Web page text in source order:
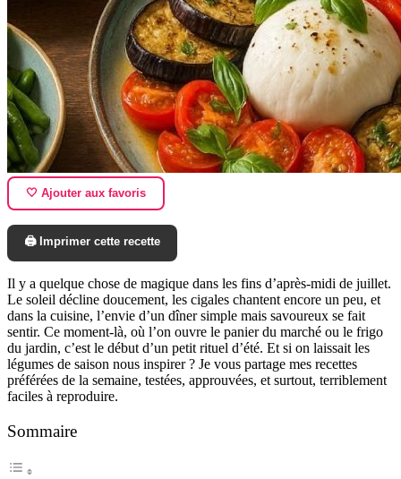
🤍 Ajouter aux favoris
🖨️ Imprimer cette recette
Il y a quelque chose de magique dans les fins d’après-midi de juillet.
Le soleil décline doucement, les cigales chantent encore un peu, et
dans la cuisine, l’envie d’un dîner simple mais savoureux se fait
sentir. Ce moment-là, où l’on ouvre le panier du marché ou le frigo
du jardin, c’est le début d’un petit rituel d’été. Et si on laissait les
légumes de saison nous inspirer ? Je vous partage mes recettes
préférées de la semaine, testées, approuvées, et surtout, terriblement
faciles à reproduire.
Sommaire